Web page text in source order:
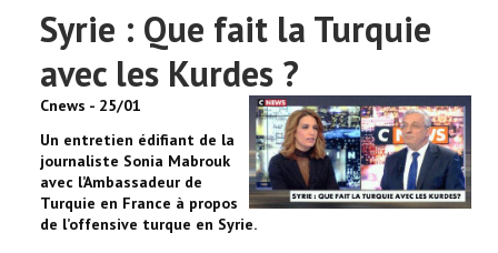
Syrie : Que fait la Turquie
avec les Kurdes ?
Cnews - 25/01
Un entretien édifiant de la
journaliste Sonia Mabrouk
avec l’Ambassadeur de
Turquie en France à propos
de l’offensive turque en Syrie.